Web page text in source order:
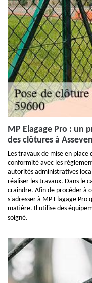
MP Elagage Pro : un
des clôtures à
Les travaux de mise en
conformité avec les
autorités administratives
réaliser les travaux. Dans le
craindre. Afin de procéder à
s'adresser à MP Elagage Pro
matière. Il utilise des
soigné.